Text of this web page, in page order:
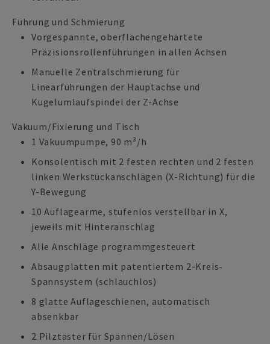
Führung und Schmierung
Vorgespannte, oberflächengehärtete
Präzisionsrollenführungen in allen Achsen
Manuelle Zentralschmierung für
Linearführungen der Hauptachse und
Kugelumlaufspindel der Z-Achse
Vakuum/Fixierung und Tisch
1 Vakuumpumpe, 90 m³/h
Konsolentisch mit 2 festen rechten und 2 festen
linken Werkstückanschlägen (X-Richtung) für die
Y-Bewegung
10 Auflagearme, stufenlos verstellbar in X,
jeweils mit Hinteranschlag
Alle Anschläge programmgesteuert
Absaugplatten mit patentiertem 2-Kreis-
Spannsystem (schlauchlos)
8 glatte Auflageschienen, automatisch
absenkbar
2 Pilztaster für Spannen/Lösen